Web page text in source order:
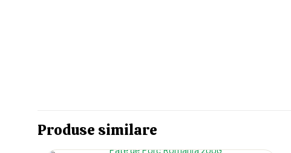
Produse similare